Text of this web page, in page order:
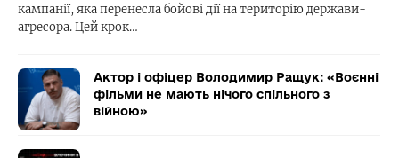
кампанії, яка перенесла бойові дії на територію держави-
агресора. Цей крок…
Актор і офіцер Володимир Ращук: «Воєнні
фільми не мають нічого спільного з
війною»